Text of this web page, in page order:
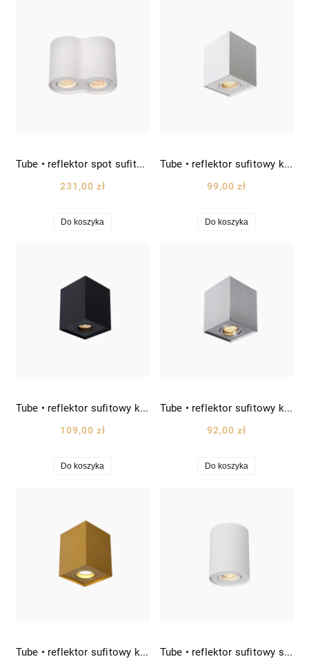
Tube • reflektor spot sufitowy podwójny nadtynkowy obły wys. 12,5cm biała
231,00 zł
Do koszyka
Tube • reflektor sufitowy kwadratowy spot kostka downlight wys. 12,5cm biały
99,00 zł
Do koszyka
Tube • reflektor sufitowy kwadratowy spot kostka downlight wys. 12,5cm czarny
109,00 zł
Do koszyka
Tube • reflektor sufitowy kwadratowy spot kostka downlight wys. 12,5cm srebrny
92,00 zł
Do koszyka
Tube • reflektor sufitowy kwadratowy spot kostka downlight wys. 12,5cm złoty Tube • reflektor sufitowy spot downlight tuba wys. 12,5cm biała